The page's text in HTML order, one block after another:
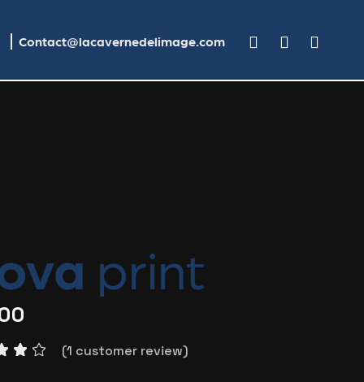
Contact@lacavernedelimage.com
print
(1 customer review)